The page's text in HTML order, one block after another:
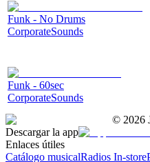
Funk - No Drums
CorporateSounds
Funk - 60sec
CorporateSounds
© 2026
Descargar la app
Enlaces útiles
Catálogo musicalRadios In-store